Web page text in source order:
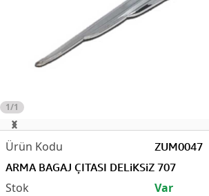
1/1
ZUM0047
ARMA BAGAJ ÇITASI DELiKSiZ 707
Var